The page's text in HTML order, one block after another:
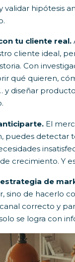
validar hipótesis
tu cliente real.
cliente ideal,
Con
qué quieren,
y diseñar
El
puedes detectar
crecimiento. Y
de
sino de hacerlo
correcto y
se logra con